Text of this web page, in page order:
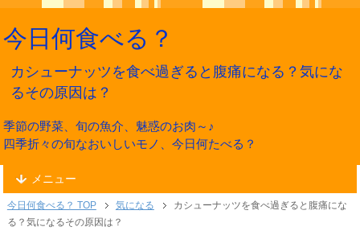
今日何食べる？
カシューナッツを食べ過ぎると腹痛になる？気にな
るその原因は？
季節の野菜、旬の魚介、魅惑のお肉～♪
四季折々の旬なおいしいモノ、今日何たべる？
メニュー
今日何食べる？ TOP 気になる
カシューナッツを食べ過ぎると腹痛にな
る？気になるその原因は？